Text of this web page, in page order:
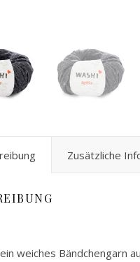
Zusätzliche
weiches Bändchengarn